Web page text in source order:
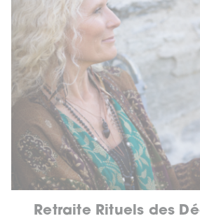
Retraite Rituels des